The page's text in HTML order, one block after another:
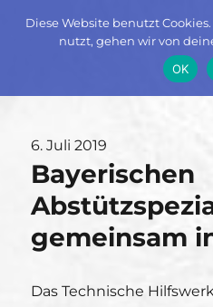
Veröffentlicht
am
6. Juli 2019
Bayerischen
gemeinsam
Das Technische
Diese Website benutzt
nutzt, gehen wir von
OK